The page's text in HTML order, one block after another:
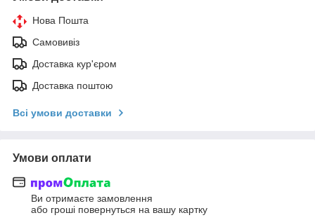
Нова Пошта
Самовивіз
Доставка кур'єром
Доставка поштою
Всі умови доставки
Умови оплати
Ви отримаєте замовлення
або гроші повернуться на вашу картку